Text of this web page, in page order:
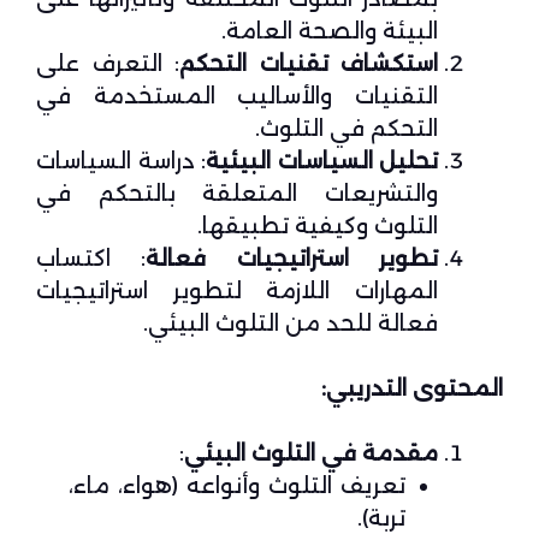
البيئة والصحة العامة.
استكشاف تقنيات التحكم: التعرف على
التقنيات والأساليب المستخدمة في
التحكم في التلوث.
تحليل السياسات البيئية: دراسة السياسات
والتشريعات المتعلقة بالتحكم في
التلوث وكيفية تطبيقها.
تطوير استراتيجيات فعالة: اكتساب
المهارات اللازمة لتطوير استراتيجيات
فعالة للحد من التلوث البيئي.
المحتوى التدريبي:
مقدمة في التلوث البيئي:
تعريف التلوث وأنواعه (هواء، ماء،
تربة).